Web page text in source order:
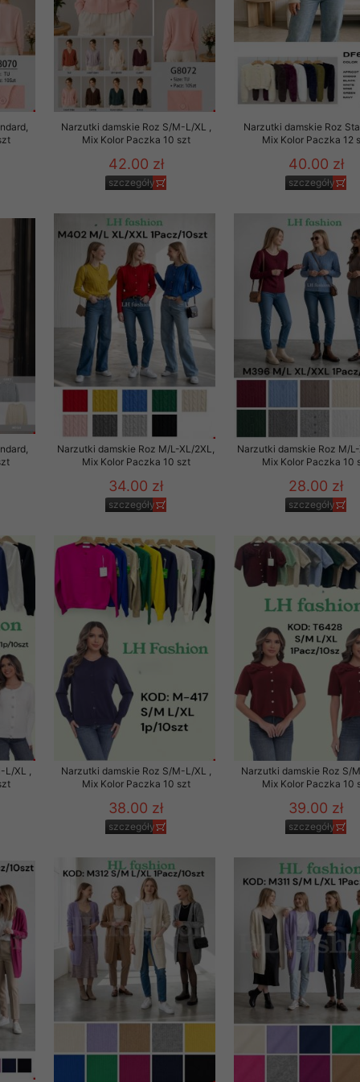
Narzutki damskie Roz S/M-L/XL ,
Mix Kolor Paczka 10 szt
42.00 zł
szczegóły
Narzutki damskie Roz
Mix Kolor Paczka 12
40.00 zł
szczegóły
Narzutki damskie Roz M/L-XL/2XL,
Mix Kolor Paczka 10 szt
34.00 zł
szczegóły
Narzutki damskie Roz M/
Mix Kolor Paczka 10
28.00 zł
szczegóły
L/XL ,
Narzutki damskie Roz S/M-L/XL ,
Mix Kolor Paczka 10 szt
38.00 zł
szczegóły
Narzutki damskie Roz S/
Mix Kolor Paczka 10
39.00 zł
szczegóły
przez OMEZ
wycofanie zgody nie
oraz usunięcia
zautomatyzowanemu
Twoich
osobowych.
udzielonego przez
sierpnia 1997 r. o
przechowujemy na
jedynie uprawnieni
swoich danych w celu
osobom trzecim,
komputerze Klienta
naszej oferty do
internetowej
tych plików
na komputerze
zgodę. Dotyczy to w
przez nas linka
i nowościach w
danych